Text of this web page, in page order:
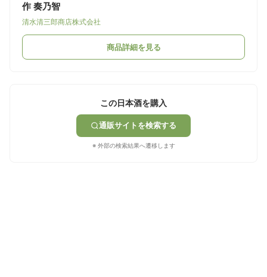
作 奏乃智
清水清三郎商店株式会社
商品詳細を見る
この日本酒を購入
通販サイトを検索する
※ 外部の検索結果へ遷移します